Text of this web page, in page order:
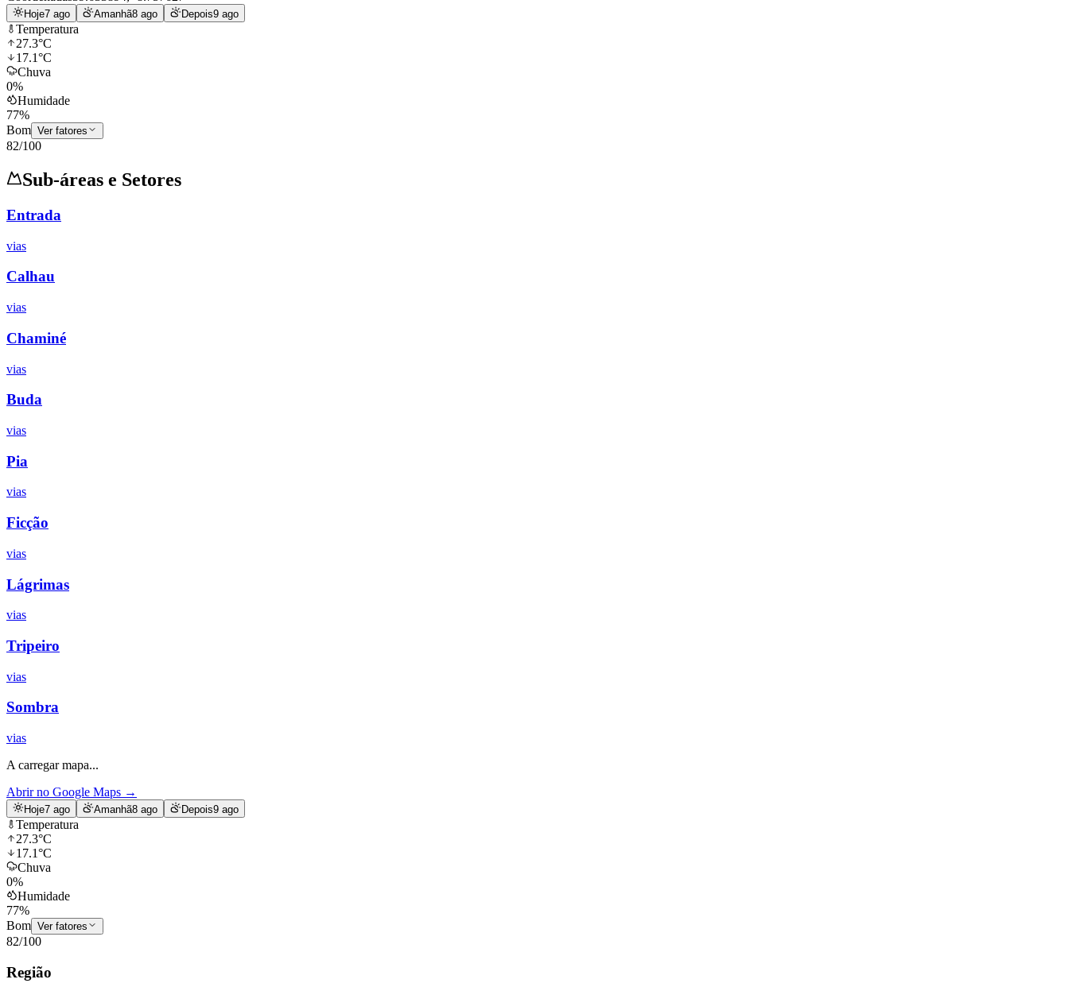
Hoje7 ago Amanhã8 ago Depois9 ago
Temperatura
27.3°C
17.1°C
Chuva
0%
Humidade
77%
Bom Ver fatores
82/100
Sub-áreas e Setores
Entrada
vias
Calhau
vias
Chaminé
vias
Buda
vias
Pia
vias
Ficção
vias
Lágrimas
vias
Tripeiro
vias
Sombra
vias
A carregar mapa...
Abrir no Google Maps →
Hoje7 ago Amanhã8 ago Depois9 ago
Temperatura
27.3°C
17.1°C
Chuva
0%
Humidade
77%
Bom Ver fatores
82/100
Região